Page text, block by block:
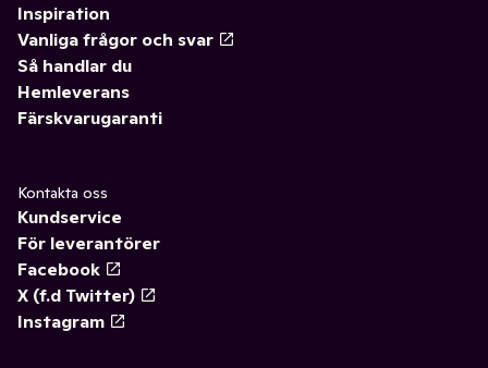
Inspiration
Vanliga frågor och svar
Så handlar du
Hemleverans
Färskvarugaranti
Kontakta oss
Kundservice
För leverantörer
Facebook
X (f.d Twitter)
Instagram